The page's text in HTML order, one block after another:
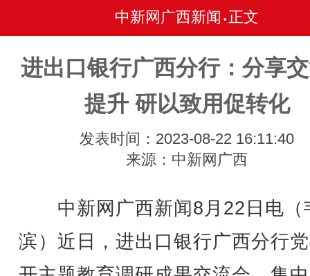
中新网广西新闻 • 正文
进出口银行广西分行：分享
提升 研以致用促转化
发表时间：2023-08-22 16:11:40
来源：中新网广西
中新网广西新闻8月22日电（
滨）近日，进出口银行广西分行